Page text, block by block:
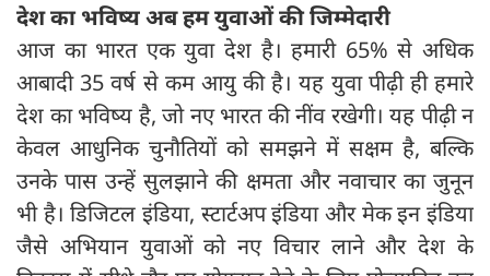
देश का भविष्य अब हमयुवाओं की जिम्मेदारी
आज का भारत एक युवा देश है। हमारी 65% से अधिक
आबादी 35 वर्ष से कम आयु की है। यह युवा पीढ़ी ही हमारे
देश का भविष्य है, जो नए भारत की नींव रखेगी। यह पीढ़ी न
केवल आधुनिक चुनौतियों को समझने में सक्षम है, बल्कि
उनके पास उन्हें सुलझाने की क्षमता और नवाचार का जुनून
भी है। डिजिटल इंडिया, स्टार्टअप इंडिया और मेक इन इंडिया
जैसे अभियान युवाओं को नए विचार लाने और देश के